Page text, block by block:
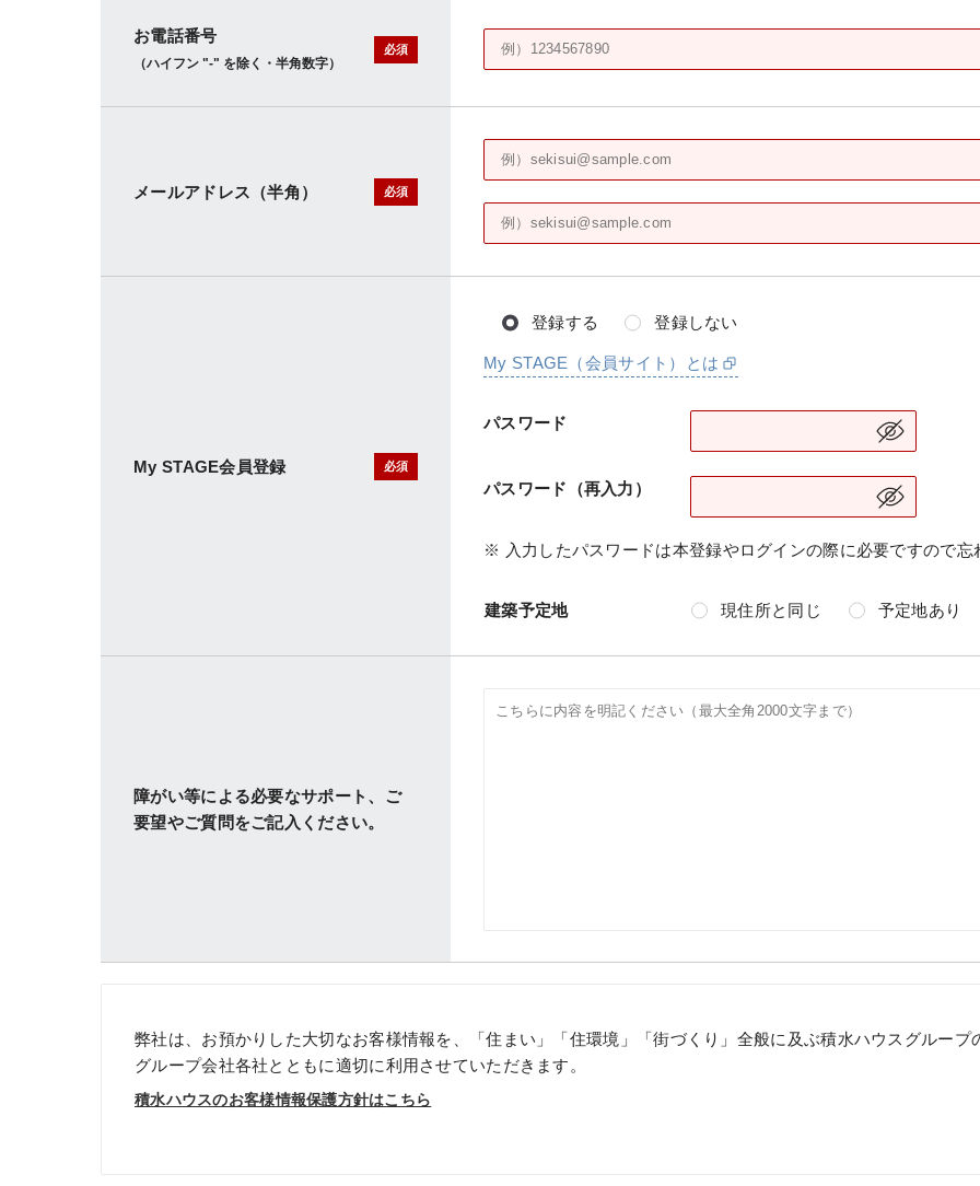
必須
お電話番号
ハイフン "-" を除く・半角数字
必須
メールアドレス 半角
必須
My STAGE会員登録
登録する 登録しない
My STAGE（会員サイト）とは
パスワード
パスワード（再入力）
※ 入力したパスワードは本登録やログインの際に必要ですので忘
建築予定地 現住所と同じ 予定地あり
障がい等による必要なサポート、 ご
要望やご質問をご記入ください。
弊社は、お預かりした大切なお客様情報を、「住まい」「住環境」「街づくり」全般に及ぶ積水ハウスグループ
グループ会社各社とともに適切に利用させていただきます。
積水ハウスのお客様情報保護方針はこちら